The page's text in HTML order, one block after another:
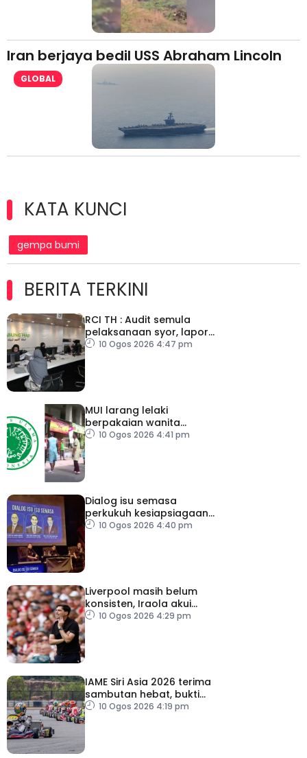
Iran berjaya bedil USS Abraham Lincoln
GLOBAL
KATA KUNCI
gempa bumi
BERITA TERKINI
RCI TH : Audit semula
pelaksanaan syor, lapor
secara terus
10 Ogos 2026 4:47 pm
MUI larang lelaki
berpakaian wanita
sempena Hari
10 Ogos 2026 4:41 pm
Dialog isu semasa
perkukuh kesiapsiagaan,
penyelarasan warga RTM
10 Ogos 2026 4:40 pm
Liverpool masih belum
konsisten, Iraola akui
masih banyak perlu
10 Ogos 2026 4:29 pm
IAME Siri Asia 2026 terima
sambutan hebat, bukti
Malaysia bertaraf dunia
10 Ogos 2026 4:19 pm